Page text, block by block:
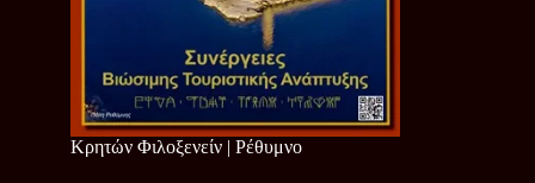
Κρητών Φιλοξενείν | Ρέθυμνο